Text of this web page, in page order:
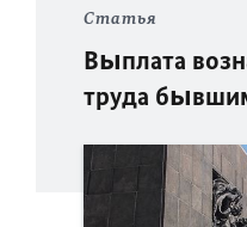
Статья
Выплата
труда